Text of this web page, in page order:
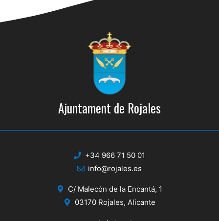
Ajuntament de Rojales
+34 966 71 50 01
info@rojales.es
C/ Malecón de la Encantá, 1
03170 Rojales, Alicante